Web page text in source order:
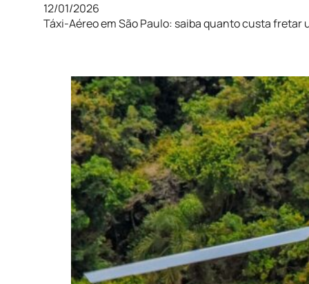
12/01/2026
Táxi-Aéreo em São Paulo: saiba quanto custa